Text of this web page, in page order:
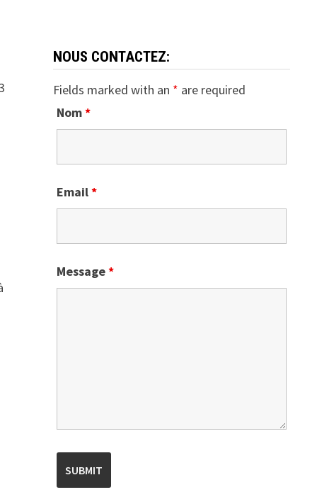
NOUS CONTACTEZ:
Fields marked with an * are required
Nom*
Email*
Message*